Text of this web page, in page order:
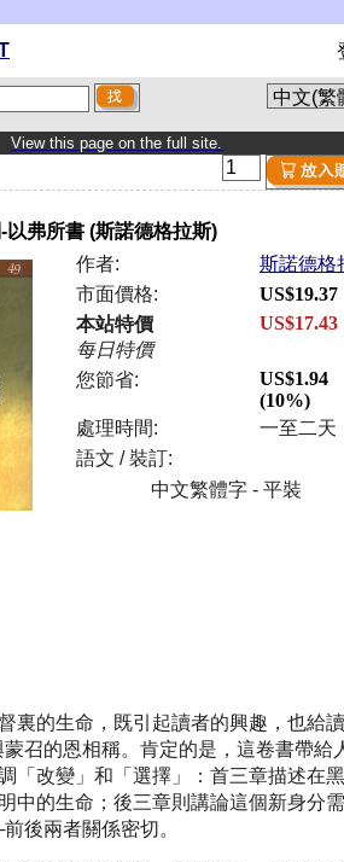
View this page on the full site.
以弗所書 (斯諾德格拉斯)
作者:
斯諾德格
市面價格:
US$19.37
本站特價
每日特價
US$17.43
您節省:
US$1.94
(10%)
處理時間:
一至二天
語文 / 裝訂:
中文繁體字 - 平裝
裏的生命，既引起讀者的興趣，也給
召的恩相稱。肯定的是，這卷書帶給
「改變」和「選擇」：首三章描述在
中的生命；後三章則講論這個新身分
後兩者關係密切。